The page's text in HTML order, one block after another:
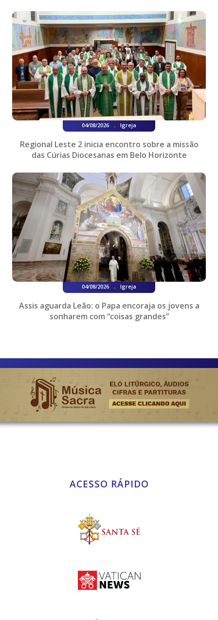
04/08/2026 . Igreja
Regional Leste 2 inicia encontro sobre a missão
das Cúrias Diocesanas em Belo Horizonte
04/08/2026 . Igreja
Assis aguarda Leão: o Papa encoraja os jovens a
sonharem com “coisas grandes”
ACESSO RÁPIDO